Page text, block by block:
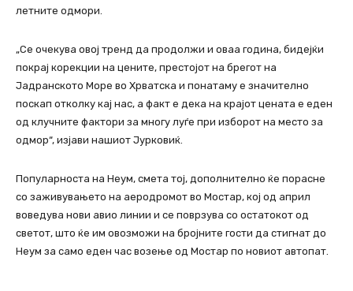
летните одмори.
„Се очекува овој тренд да продолжи и оваа година, бидејќи
покрај корекции на цените, престојот на брегот на
Јадранското Море во Хрватска и понатаму е значително
поскап отколку кај нас, а факт е дека на крајот цената е еден
од клучните фактори за многу луѓе при изборот на место за
одмор“, изјави нашиот Јурковиќ.
Популарноста на Неум, смета тој, дополнително ќе порасне
со заживувањето на аеродромот во Мостар, кој од април
воведува нови авио линии и се поврзува со остатокот од
светот, што ќе им овозможи на бројните гости да стигнат до
Неум за само еден час возење од Мостар по новиот автопат.